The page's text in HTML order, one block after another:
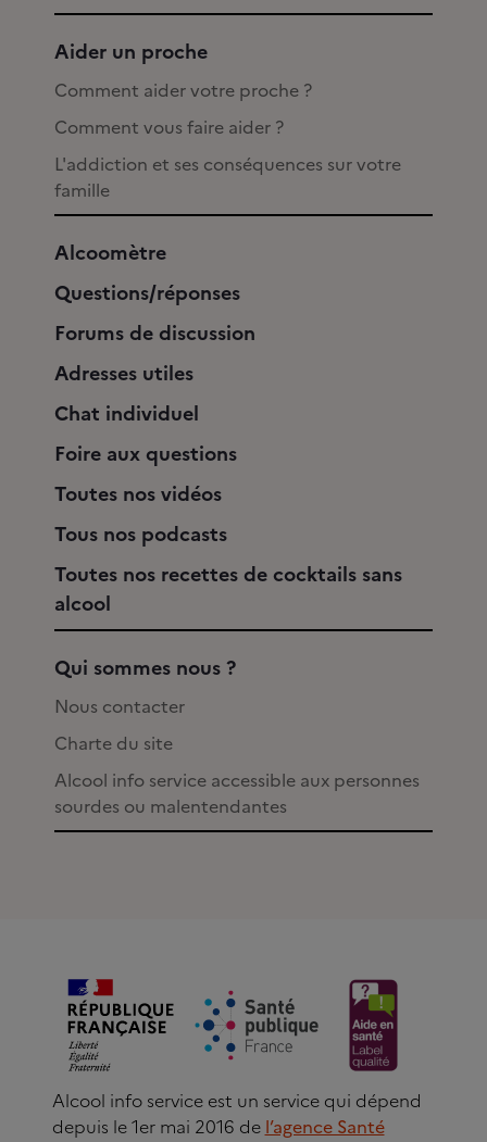
Aider un proche
Comment aider votre proche ?
Comment vous faire aider ?
L'addiction et ses conséquences sur votre
famille
Alcoomètre
Questions/réponses
Forums de discussion
Adresses utiles
Chat individuel
Foire aux questions
Toutes nos vidéos
Tous nos podcasts
Toutes nos recettes de cocktails sans
alcool
Qui sommes nous ?
Nous contacter
Charte du site
Alcool info service accessible aux personnes
sourdes ou malentendantes
Alcool info service est un service qui dépend
depuis le 1er mai 2016 de l’agence Santé